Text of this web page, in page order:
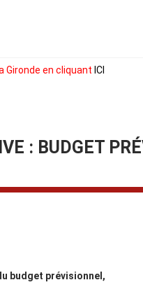
Gironde en cliquant ICI
: BUDGET
budget prévisionnel,